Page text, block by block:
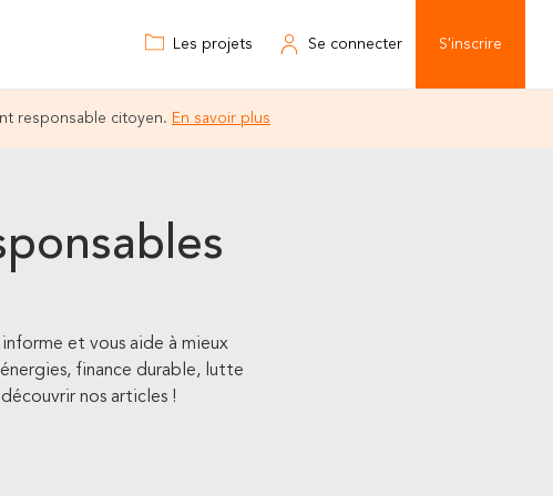
S'inscrire
Les projets Se connecter
responsable citoyen. En savoir plus
et vous aide à mieux
finance durable, lutte
nos articles !